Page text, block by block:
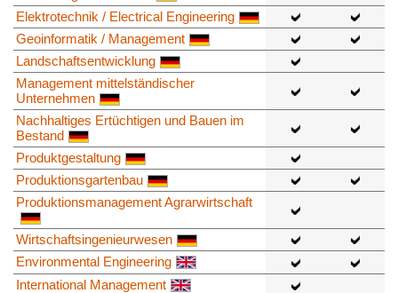
Elektrotechnik / Electrical Engineering
Geoinformatik / Management
Landschaftsentwicklung
Management mittelständischer
Unternehmen
Nachhaltiges Ertüchtigen und Bauen im
Bestand
Produktgestaltung
Produktionsgartenbau
Produktionsmanagement Agrarwirtschaft
Wirtschaftsingenieurwesen
Environmental Engineering
International Management